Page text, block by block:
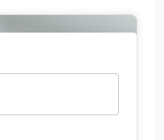
ремонт с учетом